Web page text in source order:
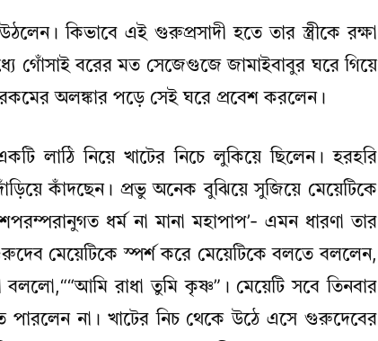
কিভাবে এই গুরুপ্রসাদী হতে তার স্ত্রীকে রক্ষা
গোঁসাই বরের মত সেজেগুজে জামাইবাবুর ঘরে গিয়ে
অলঙ্কার পড়ে সেই ঘরে প্রবেশ করলেন।
লাঠি নিয়ে খাটের নিচে লুকিয়ে ছিলেন। হরহরি
কাঁদছেন। প্রভু অনেক বুঝিয়ে সুজিয়ে মেয়েটিকে
ধর্ম না মানা মহাপাপ’- এমন ধারণা তার
মেয়েটিকে স্পর্শ করে মেয়েটিকে বলতে বললেন,
রাধা তুমি কৃষ্ণ”। মেয়েটি সবে তিনবার
না। খাটের নিচ থেকে উঠে এসে গুরুদেবের